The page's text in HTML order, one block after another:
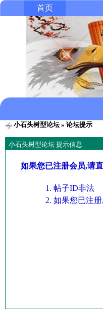
首页
小石头树型论坛» 论坛提示
小石头树型论坛 提示信息
如果您已注册会员,请
帖子ID非法
如果您已注